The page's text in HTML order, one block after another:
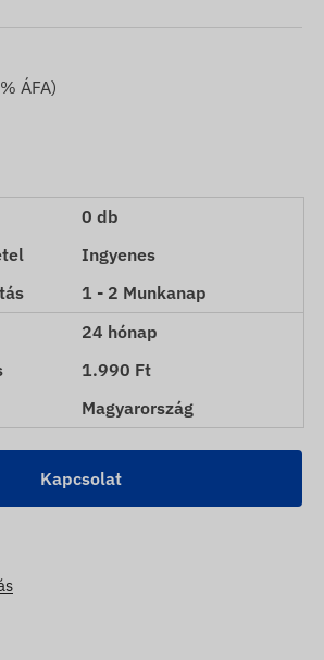
ÁFA)
0 db
Ingyenes
1 - 2 Munkanap
24 hónap
1.990 Ft
Magyarország
Kapcsolat